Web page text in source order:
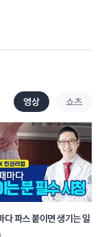
다
이지만
영상 쇼츠
다 파스 붙이면 생기는 일